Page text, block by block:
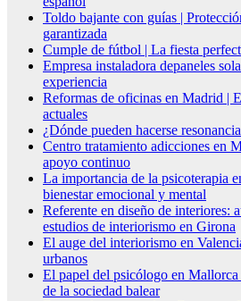
Toldo bajante con guías |
garantizada
Cumple de fútbol | La fiesta
Empresa instaladora depaneles
experiencia
Reformas de oficinas en Madrid |
actuales
¿Dónde pueden hacerse
Centro tratamiento adicciones en
apoyo continuo
La importancia de la psicoterapia
bienestar emocional y mental
Referente en diseño de interiores:
estudios de interiorismo en Girona
El auge del interiorismo en
urbanos
El papel del psicólogo en Mallorca
de la sociedad balear